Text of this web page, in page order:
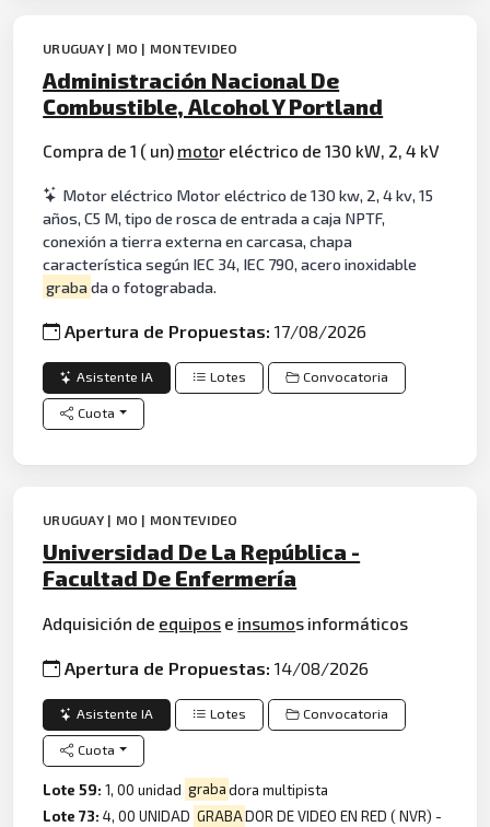
URUGUAY | MO | MONTEVIDEO
Administración Nacional De
Combustible, Alcohol Y Portland
Compra de 1 ( un) motor eléctrico de 130 kW, 2, 4 kV
Motor eléctrico Motor eléctrico de 130 kw, 2, 4 kv, 15
años, C5 M, tipo de rosca de entrada a caja NPTF,
conexión a tierra externa en carcasa, chapa
característica según IEC 34, IEC 790, acero inoxidable
grabada o fotograbada.
Apertura de Propuestas:17/08/2026
Asistente IA Lotes Convocatoria
Cuota
URUGUAY | MO | MONTEVIDEO
Universidad De La República -
Facultad De Enfermería
Adquisición de equipos e insumos informáticos
Apertura de Propuestas:14/08/2026
Asistente IA Lotes Convocatoria
Cuota
Lote 59:1, 00 unidad grabadora multipista
Lote 73:4, 00 UNIDAD GRABADOR DE VIDEO EN RED ( NVR) -